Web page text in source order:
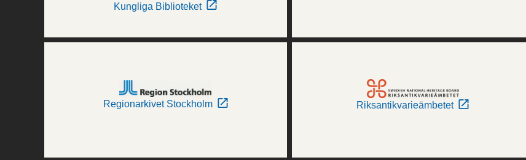
Kungliga Biblioteket
Regionarkivet Stockholm Riksantikvarieämbetet